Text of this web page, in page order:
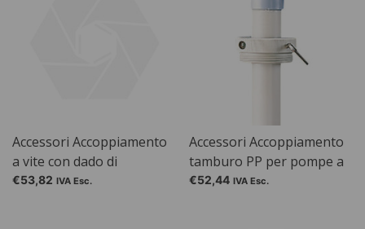
Accessori Accoppiamento
a vite con dado di
bloccaggio per pompe a
€53,82 IVA Esc.
Accessori Accoppiamento
tamburo PP per pompe a
tamburo PP / PTFE /
€52,44 IVA Esc.